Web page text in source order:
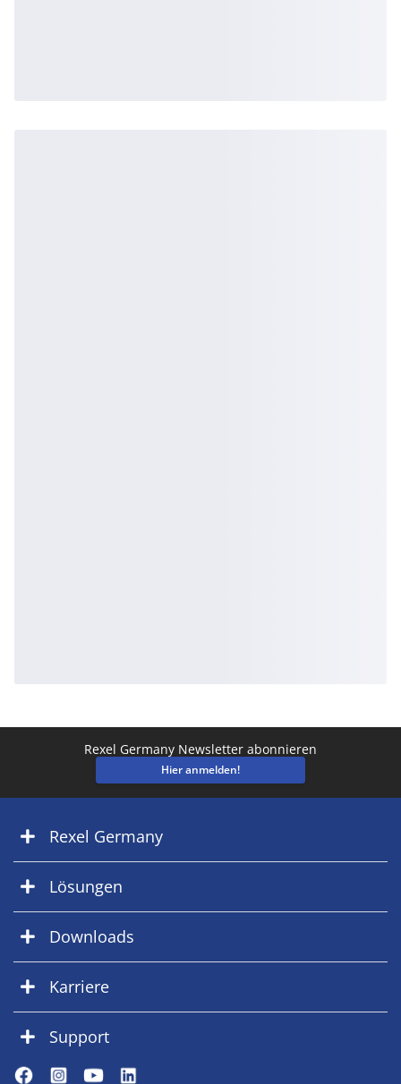
Rexel Germany Newsletter abonnieren
Hier anmelden!
Rexel Germany
Lösungen
Downloads
Karriere
Support